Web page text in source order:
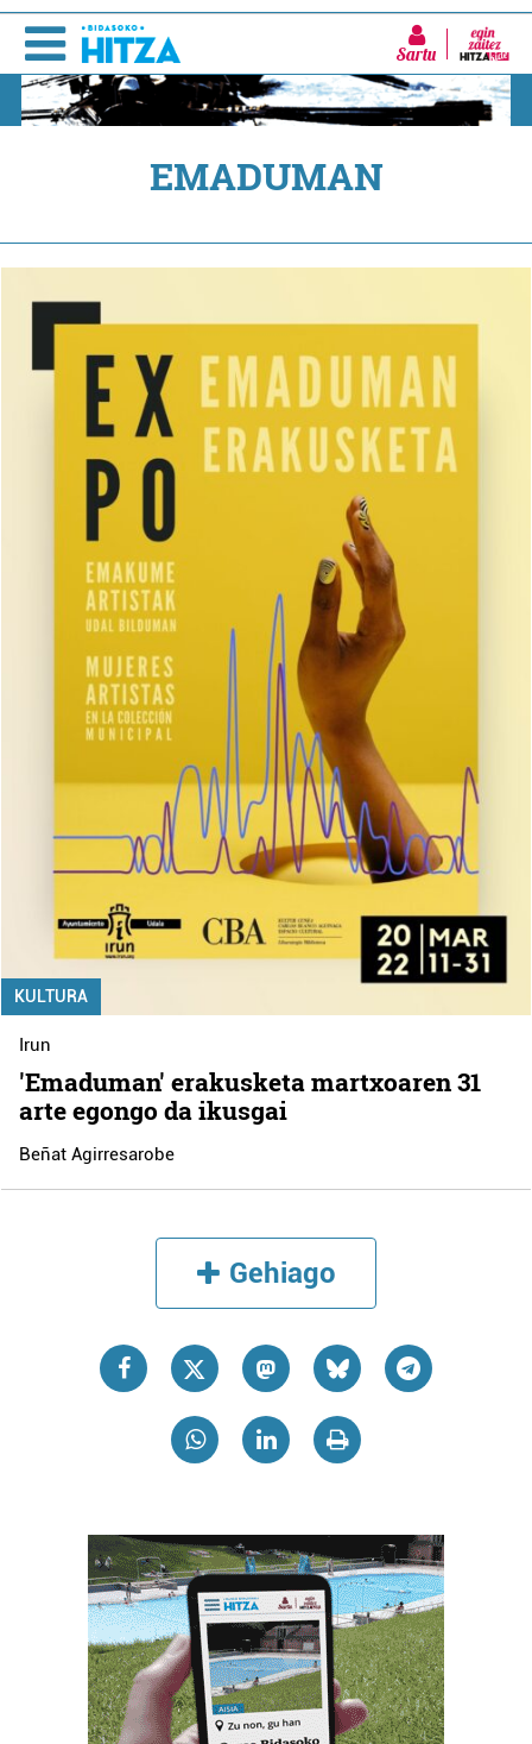
Sartu
EMADUMAN
KULTURA
Irun
'Emaduman' erakusketa martxoaren 31
arte egongo da ikusgai
Beñat Agirresarobe
Gehiago